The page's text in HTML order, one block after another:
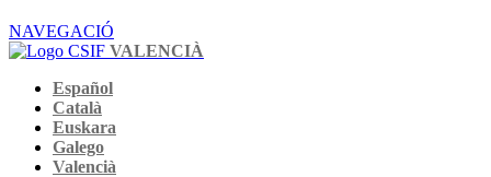
NAVEGACIÓ
VALENCIÀ
Español
Català
Euskara
Galego
Valencià